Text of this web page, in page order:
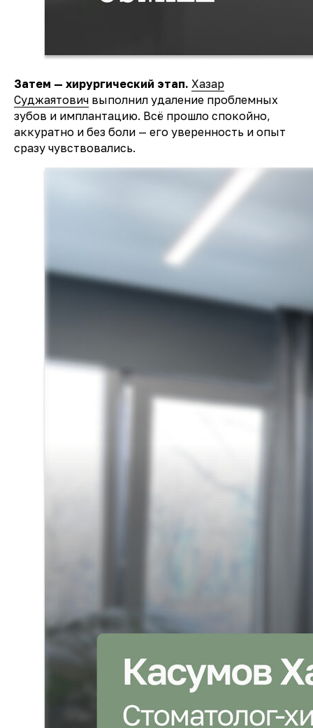
Затем — хирургический этап. Хазар
Суджаятович выполнил удаление проблемных
зубов и имплантацию. Всё прошло спокойно,
аккуратно и без боли — его уверенность и опыт
сразу чувствовались.